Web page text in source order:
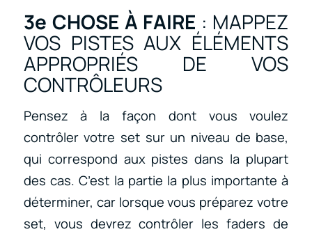
3e CHOSE À FAIRE : MAPPEZ
VOS PISTES AUX ÉLÉMENTS
APPROPRIÉS DE VOS
CONTRÔLEURS
Pensez à la façon dont vous voulez
contrôler votre set sur un niveau de base,
qui correspond aux pistes dans la plupart
des cas. C’est la partie la plus importante à
déterminer, car lorsque vous préparez votre
set, vous devrez contrôler les faders de